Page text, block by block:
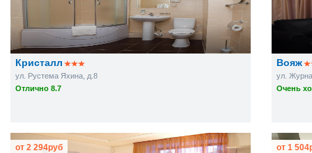
Кристалл
ул. Рустема Яхина, д.8
Отлично 8.7
Вояж
ул.
Очень
от 2 294руб от 1 504